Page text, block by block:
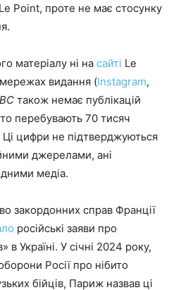
Le Point, проте не має стосунку
матеріалу ні на сайті Le
видання (Instagram,
також немає публікацій
перебувають 70 тисяч
цифри не підтверджуються
джерелами, ані
медіа.
закордонних справ Франції
російські заяви про
в Україні. У січні 2024 року,
Росії про нібито
бійців, Париж назвав ці